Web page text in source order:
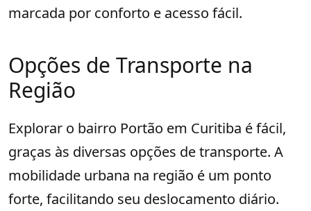
marcada por conforto e acesso fácil.
Opções de Transporte na
Região
Explorar o bairro Portão em Curitiba é fácil,
graças às diversas opções de transporte. A
mobilidade urbana na região é um ponto
forte, facilitando seu deslocamento diário.